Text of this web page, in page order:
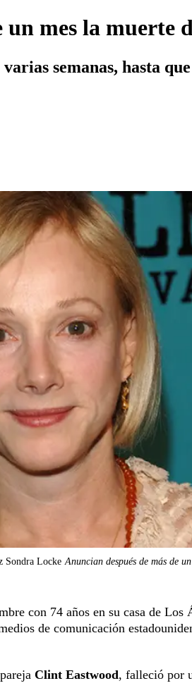
un mes la muerte
semanas, hasta
Sondra Locke Anuncian después de más de
con 74 años en su casa de
de comunicación
Clint Eastwood, falleció por